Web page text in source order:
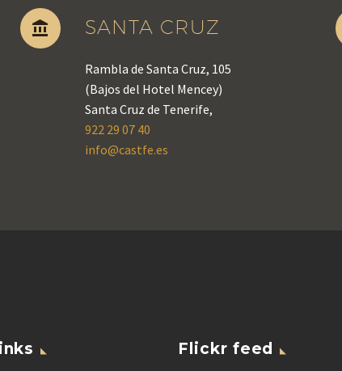

 SANTA CRUZ
Rambla de Santa Cruz, 105
(Bajos del Hotel Mencey)
Santa Cruz de Tenerife,
922 29 07 40
info@castfe.es
Flickr feed